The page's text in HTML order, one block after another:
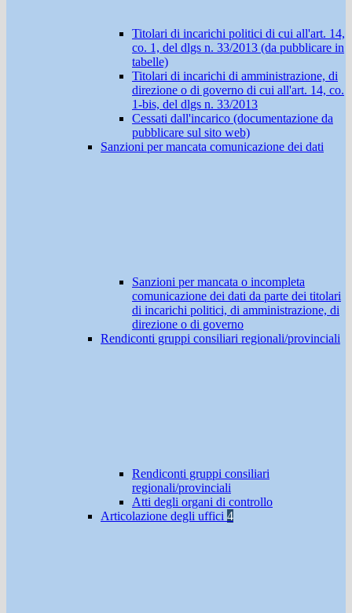
Titolari di incarichi politici di cui all'art. 14,
co. 1, del dlgs n. 33/2013 (da pubblicare in
tabelle)
Titolari di incarichi di amministrazione, di
direzione o di governo di cui all'art. 14, co.
1-bis, del dlgs n. 33/2013
Cessati dall'incarico (documentazione da
pubblicare sul sito web)
Sanzioni per mancata comunicazione dei dati
Sanzioni per mancata o incompleta
comunicazione dei dati da parte dei titolari
di incarichi politici, di amministrazione, di
direzione o di governo
Rendiconti gruppi consiliari regionali/provinciali
Rendiconti gruppi consiliari
regionali/provinciali
Atti degli organi di controllo
Articolazione degli uffici 4